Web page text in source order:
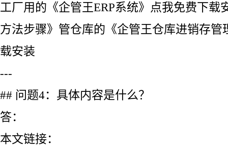
工厂用的《企管王ERP系统》点我免费下载
方法步骤》管仓库的《企管王仓库进销存管
载安装
---
## 问题4：具体内容是什么？
答：
本文链接：